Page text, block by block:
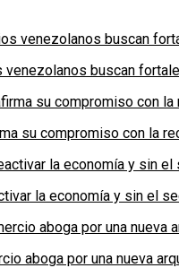
venezolanos buscan
su compromiso con la
la economía y sin el
aboga por una nueva